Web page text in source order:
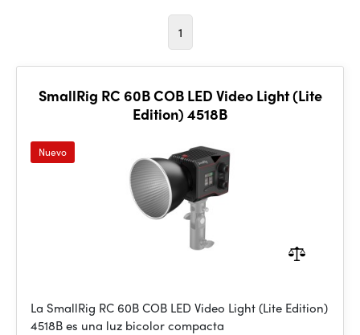
1
SmallRig RC 60B COB LED Video Light (Lite
Edition) 4518B
Nuevo
La SmallRig RC 60B COB LED Video Light (Lite Edition)
4518B es una luz bicolor compacta